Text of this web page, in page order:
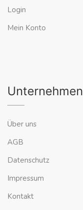
Login
Mein Konto
Unternehmen
Über uns
AGB
Datenschutz
Impressum
Kontakt